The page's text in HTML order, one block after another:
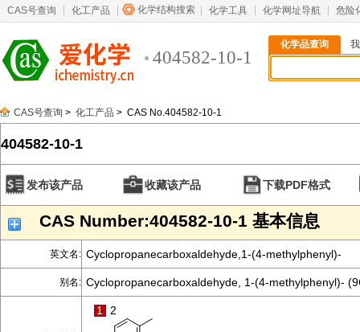
CAS号查询 化工产品 化学结构搜索 化学工具 化学网址导航 危险
404582-10-1
化学品查询
CAS号查询 > 化工产品 > CAS No.404582-10-1
404582-10-1
发布该产品 收藏该产品 下载PDF格式
CAS Number:404582-10-1 基本信息
英文名: Cyclopropanecarboxaldehyde,1-(4-methylphenyl)-
别名: Cyclopropanecarboxaldehyde, 1-(4-methylphenyl)-
1 2